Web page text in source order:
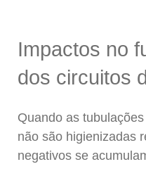
Impactos no
dos circuitos
Quando as
não são higienizadas
negativos se